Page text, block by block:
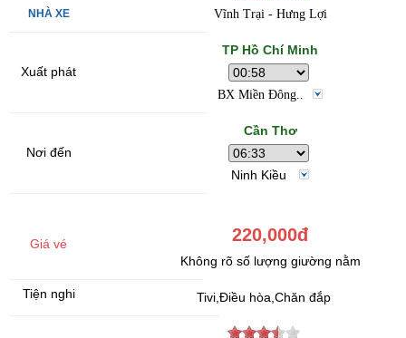
Vĩnh Trại - Hưng Lợi
TP Hồ Chí Minh
BX Miền Đông..
Cần Thơ
Ninh Kiều
220,000đ
Không rõ số lượng giường nằm
Tivi,Điều hòa,Chăn đắp